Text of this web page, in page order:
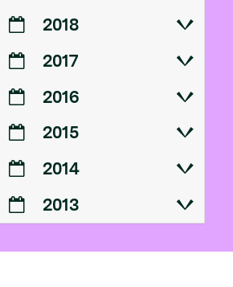
2018
2017
2016
2015
2014
2013